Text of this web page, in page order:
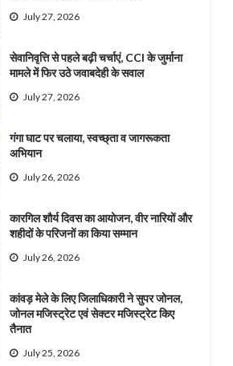
July 27, 2026
सेवानिवृत्ति से पहले बढ़ी चर्चाएं, CCI के जुर्माना
मामले में फिर उठे जवाबदेही के सवाल
July 27, 2026
गंगा घाट पर चलाया, स्वच्छ्ता व जागरूकता
अभियान
July 26, 2026
कारगिल शौर्य दिवस का आयोजन, वीर नारियों और
शहीदों के परिजनों का किया सम्मान
July 26, 2026
कांवड़ मेले के लिए जिलाधिकारी ने सुपर जोनल,
जोनल मजिस्ट्रेट एवं सेक्टर मजिस्ट्रेट किए
तैनात
July 25, 2026